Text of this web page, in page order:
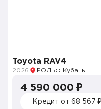
Toyota RAV4
2026 РОЛЬФ Кубань
4 590 000 ₽
Кредит от 68 567